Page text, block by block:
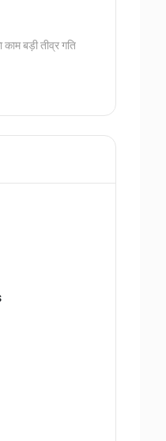
बड़ी तीव्र गति